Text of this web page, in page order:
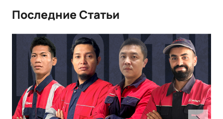
Последние Статьи